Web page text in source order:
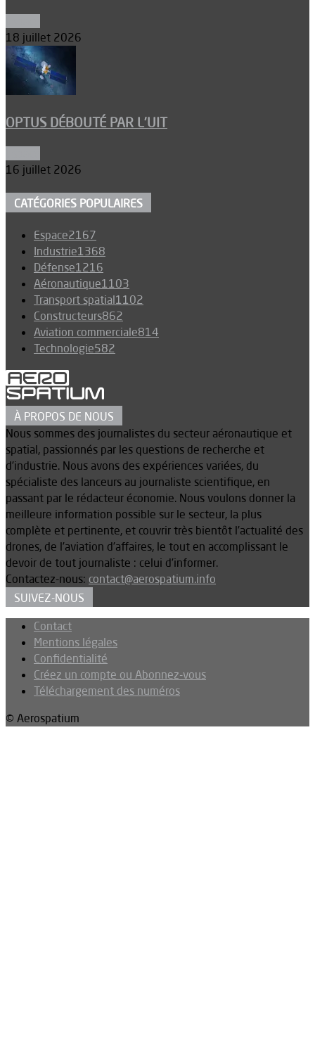
18 juillet 2026
OPTUS DÉBOUTÉ PAR L’UIT
16 juillet 2026
CATÉGORIES POPULAIRES
Espace2167
Industrie1368
Défense1216
Aéronautique1103
Transport spatial1102
Constructeurs862
Aviation commerciale814
Technologie582
À PROPOS DE NOUS
Nous sommes des journalistes du secteur aéronautique et
spatial, passionnés par les questions de recherche et
d’industrie. Nous avons des expériences variées, du
spécialiste des lanceurs au journaliste scientifique, en
passant par le rédacteur économie. Nous voulons donner la
meilleure information possible sur le secteur, la plus
complète et pertinente, et couvrir très bientôt l’actualité des
drones, de l’aviation d’affaires, le tout en accomplissant le
devoir de tout journaliste : celui d’informer.
Contactez-nous: contact@aerospatium.info
SUIVEZ-NOUS
Contact
Mentions légales
Confidentialité
Créez un compte ou Abonnez-vous
Téléchargement des numéros
© Aerospatium